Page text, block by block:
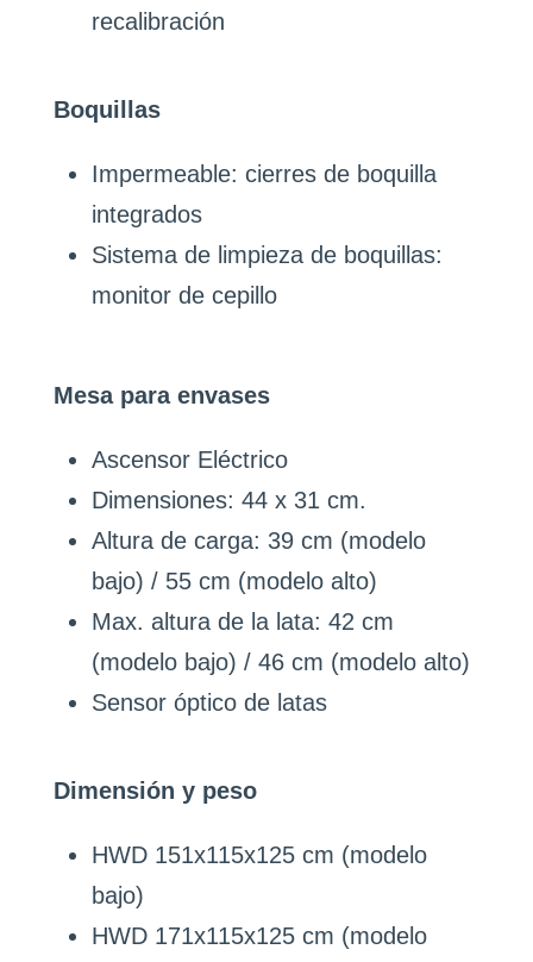
recalibración
Boquillas
Impermeable: cierres de boquilla
integrados
Sistema de limpieza de boquillas:
monitor de cepillo
Mesa para envases
Ascensor Eléctrico
Dimensiones: 44 x 31 cm.
Altura de carga: 39 cm (modelo
bajo) / 55 cm (modelo alto)
Max. altura de la lata: 42 cm
(modelo bajo) / 46 cm (modelo alto)
Sensor óptico de latas
Dimensión y peso
HWD 151x115x125 cm (modelo
bajo)
HWD 171x115x125 cm (modelo